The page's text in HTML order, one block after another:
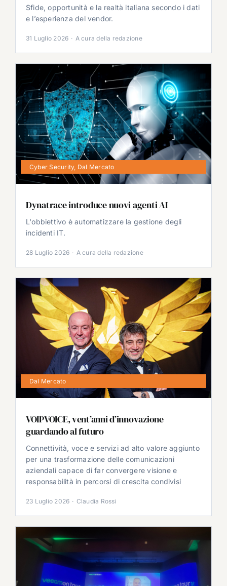
Sfide, opportunità e la realtà italiana secondo i dati
e l’esperienza del vendor.
31 Luglio 2026 · A cura della redazione
Cyber Security, Dal Mercato
Dynatrace introduce nuovi agenti AI
L'obbiettivo è automatizzare la gestione degli
incidenti IT.
28 Luglio 2026 · A cura della redazione
Dal Mercato
VOIPVOICE, vent’anni d’innovazione
guardando al futuro
Connettività, voce e servizi ad alto valore aggiunto
per una trasformazione delle comunicazioni
aziendali capace di far convergere visione e
responsabilità in percorsi di crescita condivisi
23 Luglio 2026 · Claudia Rossi